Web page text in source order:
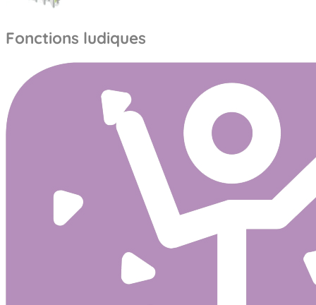
Fonctions ludiques